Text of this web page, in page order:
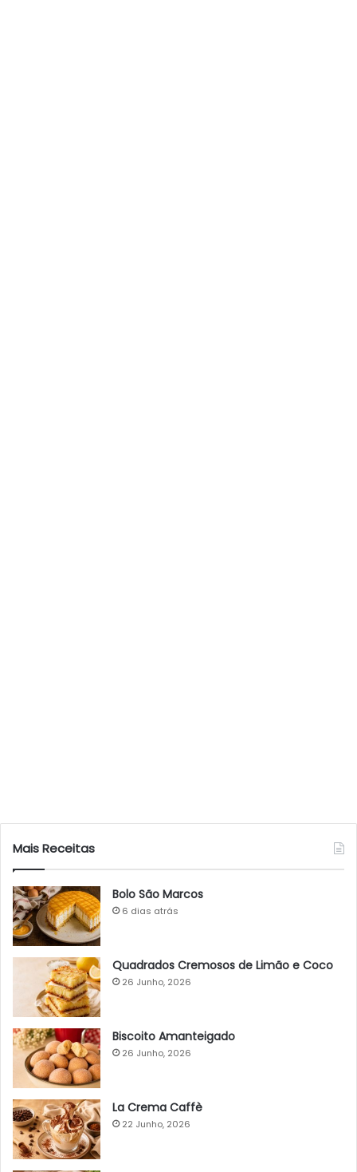
Mais Receitas
Bolo São Marcos
6 dias atrás
Quadrados Cremosos de Limão e Coco
26 Junho, 2026
Biscoito Amanteigado
26 Junho, 2026
La Crema Caffè
22 Junho, 2026